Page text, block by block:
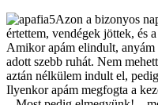
Azon a bizonyos
értettem, vendégek jöttek, és
Amikor apám elindult, anyám
adott szebb ruhát. Nem
aztán nélkülem indult el,
Ilyenkor apám megfogta a